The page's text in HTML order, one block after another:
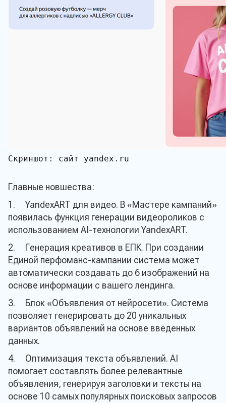
Скриншот: сайт yandex.ru
Главные новшества:
1. YandexART для видео. В «Мастере кампаний»
появилась функция генерации видеороликов с
использованием AI-технологии YandexART.
2. Генерация креативов в ЕПК. При создании
Единой перфоманс-кампании система может
автоматически создавать до 6 изображений на
основе информации с вашего лендинга.
3. Блок «Объявления от нейросети». Система
позволяет генерировать до 20 уникальных
вариантов объявлений на основе введенных
данных.
4. Оптимизация текста объявлений. AI
помогает составлять более релевантные
объявления, генерируя заголовки и тексты на
основе 10 самых популярных поисковых запросов